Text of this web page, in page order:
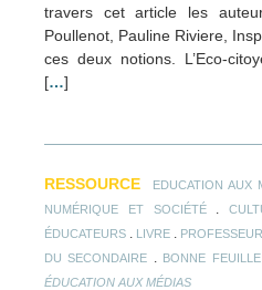
travers cet article les
Poullenot, Pauline Riviere,
ces deux notions. L’Eco-
[…]
RESSOURCE EDUCATION AUX
NUMÉRIQUE ET SOCIÉTÉ.
ÉDUCATEURS LIVRE
DU SECONDAIRE
BONNE FEUILLE
ÉDUCATION AUX MÉDIAS